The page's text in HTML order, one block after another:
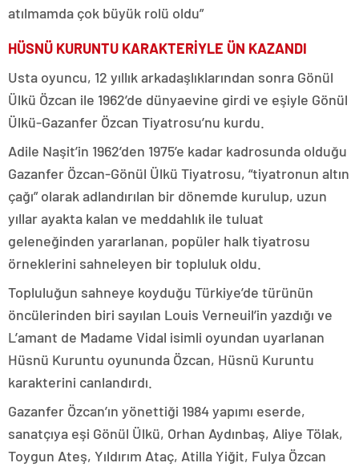
atılmamda çok büyük rolü oldu”
HÜSNÜ KURUNTU KARAKTERİYLE ÜN KAZANDI
Usta oyuncu, 12 yıllık arkadaşlıklarından sonra Gönül
Ülkü Özcan ile 1962’de dünyaevine girdi ve eşiyle Gönül
Ülkü-Gazanfer Özcan Tiyatrosu’nu kurdu.
Adile Naşit’in 1962’den 1975’e kadar kadrosunda olduğu
Gazanfer Özcan-Gönül Ülkü Tiyatrosu, “tiyatronun altın
çağı” olarak adlandırılan bir dönemde kurulup, uzun
yıllar ayakta kalan ve meddahlık ile tuluat
geleneğinden yararlanan, popüler halk tiyatrosu
örneklerini sahneleyen bir topluluk oldu.
Topluluğun sahneye koyduğu Türkiye’de türünün
öncülerinden biri sayılan Louis Verneuil’in yazdığı ve
L’amant de Madame Vidal isimli oyundan uyarlanan
Hüsnü Kuruntu oyununda Özcan, Hüsnü Kuruntu
karakterini canlandırdı.
Gazanfer Özcan’ın yönettiği 1984 yapımı eserde,
sanatçıya eşi Gönül Ülkü, Orhan Aydınbaş, Aliye Tölak,
Toygun Ateş, Yıldırım Ataç, Atilla Yiğit, Fulya Özcan